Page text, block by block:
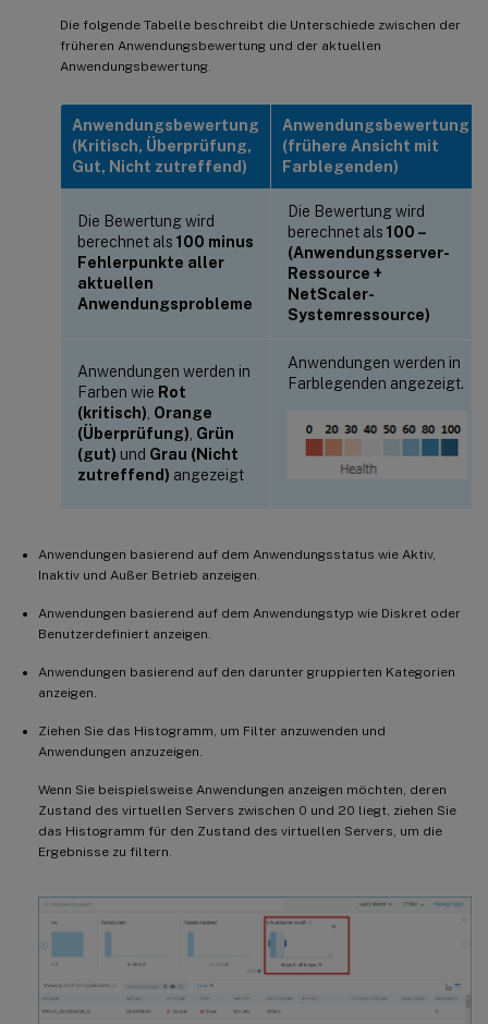
Die folgende Tabelle beschreibt die Unterschiede zwischen der
früheren Anwendungsbewertung und der aktuellen
Anwendungsbewertung.
Anwendungsbewertung
(Kritisch, Überprüfung,
Gut, Nicht zutreffend)
Anwendungsbewertung
(frühere Ansicht mit
Farblegenden)
Die Bewertung wird
berechnet als 100 minus
Fehlerpunkte aller
aktuellen
Anwendungsprobleme
Die Bewertung wird
berechnet als 100 –
(Anwendungsserver-
Ressource +
NetScaler-
Systemressource)
Anwendungen werden in
Farben wie Rot
(kritisch), Orange
(Überprüfung), Grün
(gut) und Grau (Nicht
zutreffend) angezeigt
Anwendungen werden in
Farblegenden angezeigt.
Anwendungen basierend auf dem Anwendungsstatus wie Aktiv,
Inaktiv und Außer Betrieb anzeigen.
Anwendungen basierend auf dem Anwendungstyp wie Diskret oder
Benutzerdefiniert anzeigen.
Anwendungen basierend auf den darunter gruppierten Kategorien
anzeigen.
Ziehen Sie das Histogramm, um Filter anzuwenden und
Anwendungen anzuzeigen.
Wenn Sie beispielsweise Anwendungen anzeigen möchten, deren
Zustand des virtuellen Servers zwischen 0 und 20 liegt, ziehen Sie
das Histogramm für den Zustand des virtuellen Servers, um die
Ergebnisse zu filtern.